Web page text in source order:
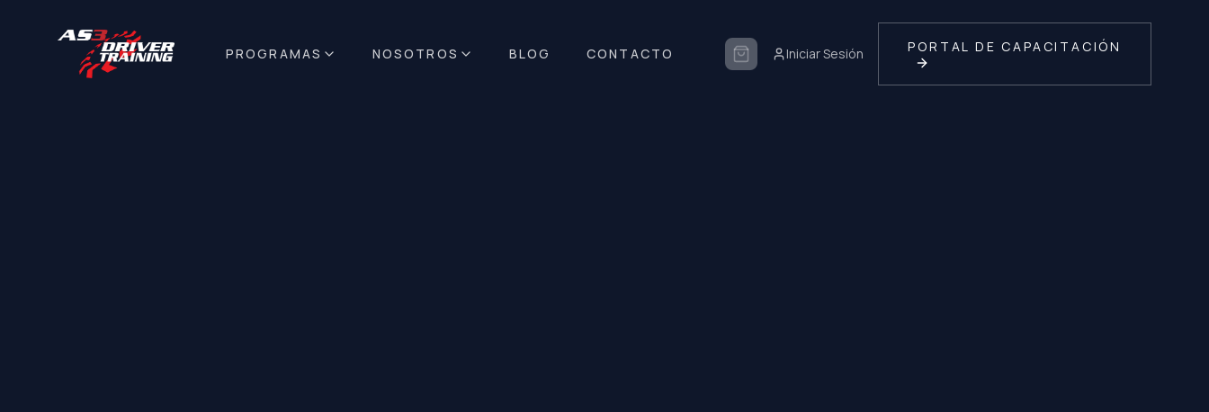
PROGRAMAS NOSOTROS BLOG CONTACTO Iniciar Sesión PORTAL DE CAPACITACIÓN